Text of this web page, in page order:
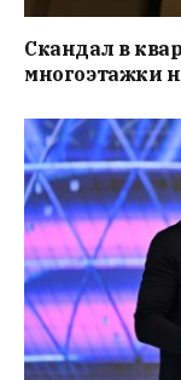
Скандал в
многоэтажки